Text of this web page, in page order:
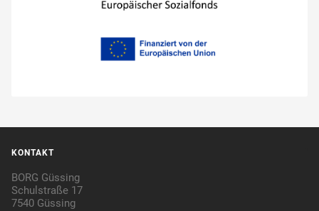
KONTAKT
BORG Güssing
Schulstraße 17
7540 Güssing